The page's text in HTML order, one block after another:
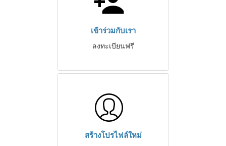
เข้าร่วมกับเรา
ลงทะเบียนฟรี
สร้างโปรไฟล์ใหม่